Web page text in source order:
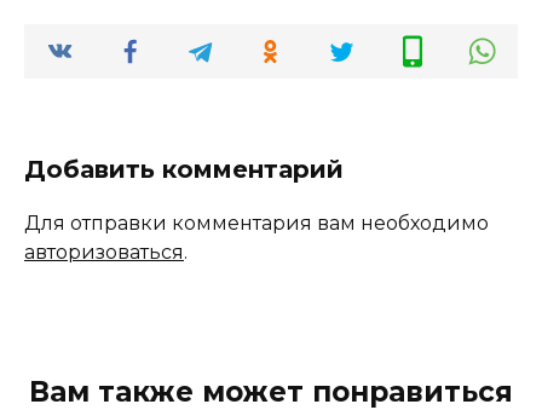
Добавить комментарий
Для отправки комментария вам необходимо
авторизоваться.
Вам также может понравиться